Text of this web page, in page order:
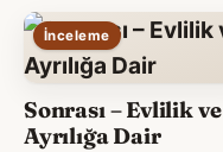
İnceleme
Sonrası – Evlilik ve
Ayrılığa Dair